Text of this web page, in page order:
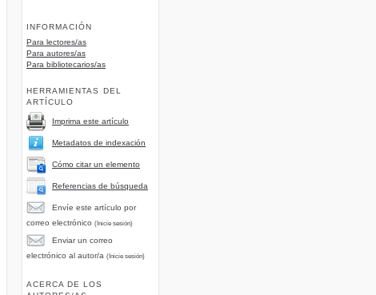
INFORMACIÓN
Para lectores/as
Para autores/as
Para bibliotecarios/as
HERRAMIENTAS DEL
ARTÍCULO
Imprima este artículo
Metadatos de indexación
Cómo citar un elemento
Referencias de búsqueda
Envíe este artículo por
correo electrónico (Inicie sesión)
Enviar un correo
electrónico al autor/a (Inicie sesión)
ACERCA DE LOS